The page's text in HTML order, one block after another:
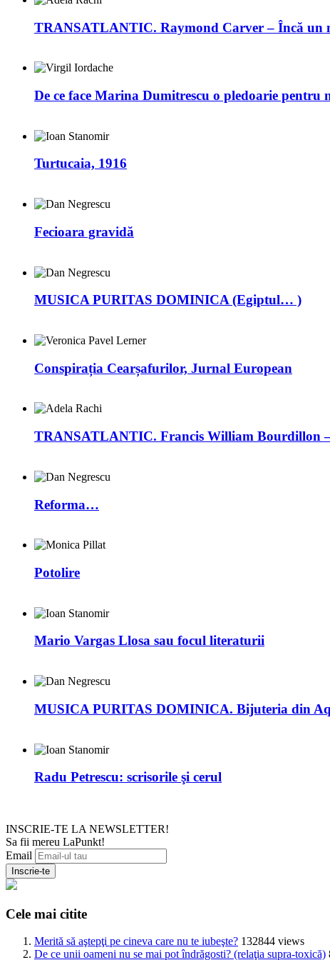
TRANSATLANTIC. Raymond Carver – Încă un
De ce face Marina Dumitrescu o pledoarie pentru
Turtucaia, 1916
Fecioara gravidă
MUSICA PURITAS DOMINICA (Egiptul… )
Conspirația Cearșafurilor, Jurnal European
TRANSATLANTIC. Francis William Bourdillon –
Reforma…
Potolire
Mario Vargas Llosa sau focul literaturii
MUSICA PURITAS DOMINICA. Bijuteria din
Radu Petrescu: scrisorile şi cerul
INSCRIE-TE LA NEWSLETTER!
Sa fii mereu LaPunkt!
Email
Cele mai citite
Merită să aştepţi pe cineva care nu te iubeşte? 132844 views
De ce unii oameni nu se mai pot îndrăgosti? (relaţia supra-toxică)